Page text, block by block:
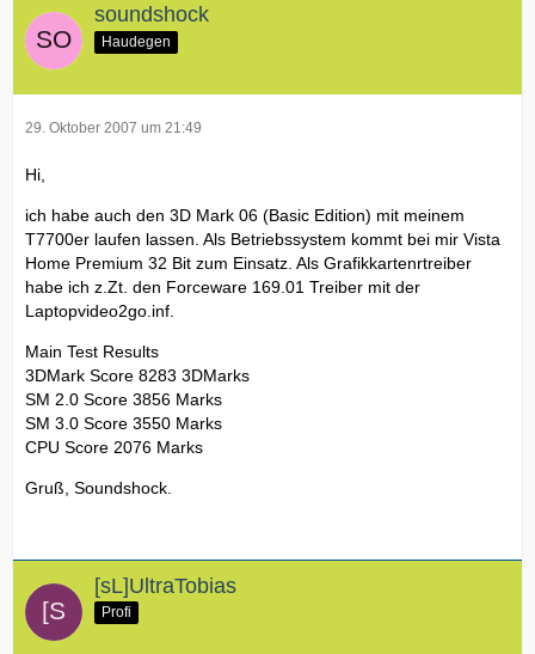
soundshock
Haudegen
29. Oktober 2007 um 21:49
Hi,
ich habe auch den 3D Mark 06 (Basic Edition) mit meinem
T7700er laufen lassen. Als Betriebssystem kommt bei mir Vista
Home Premium 32 Bit zum Einsatz. Als Grafikkartenrtreiber
habe ich z.Zt. den Forceware 169.01 Treiber mit der
Laptopvideo2go.inf.
Main Test Results
3DMark Score 8283 3DMarks
SM 2.0 Score 3856 Marks
SM 3.0 Score 3550 Marks
CPU Score 2076 Marks
Gruß, Soundshock.
[sL]UltraTobias
Profi